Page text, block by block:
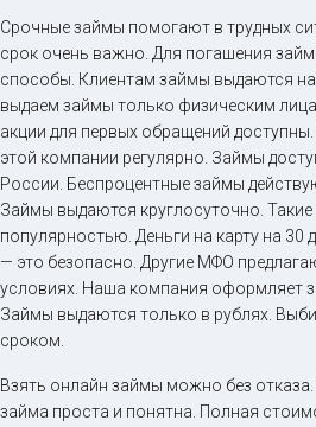
Срочные займы помогают в трудных
срок очень важно. Для погашения
способы. Клиентам займы выдаются
выдаем займы только физическим
акции для первых обращений
этой компании регулярно. Займы
России. Беспроцентные займы
Займы выдаются круглосуточно.
популярностью. Деньги на карту на 30
— это безопасно. Другие МФО
условиях. Наша компания оформляет
Займы выдаются только в рублях.
сроком.
Взять онлайн займы можно без
займа проста и понятна. Полная